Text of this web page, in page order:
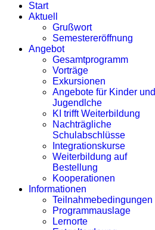
Start
Aktuell
Grußwort
Semestereröffnung
Angebot
Gesamtprogramm
Vorträge
Exkursionen
Angebote für Kinder und
Jugendlche
KI trifft Weiterbildung
Nachträgliche
Schulabschlüsse
Integrationskurse
Weiterbildung auf
Bestellung
Kooperationen
Informationen
Teilnahmebedingungen
Programmauslage
Lernorte